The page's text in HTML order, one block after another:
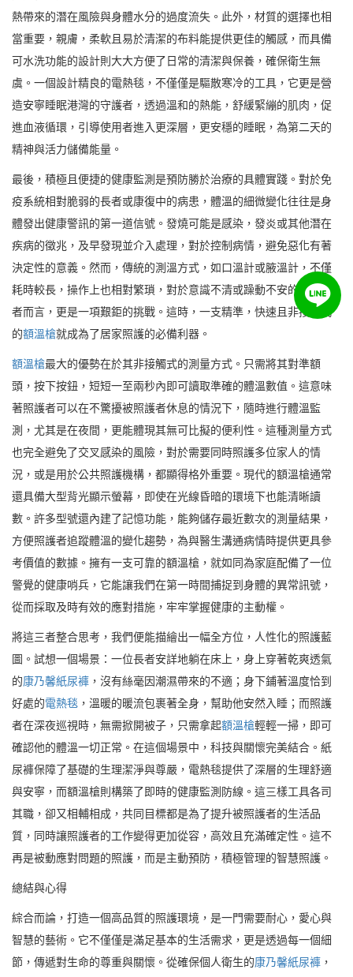
熱帶來的潛在風險與身體水分的過度流失。此外，材質的選擇也相
當重要，親膚，柔軟且易於清潔的布料能提供更佳的觸感，而具備
可水洗功能的設計則大大方便了日常的清潔與保養，確保衛生無
虞。一個設計精良的電熱毯，不僅僅是驅散寒冷的工具，它更是營
造安寧睡眠港灣的守護者，透過溫和的熱能，舒緩緊繃的肌肉，促
進血液循環，引導使用者進入更深層，更安穩的睡眠，為第二天的
精神與活力儲備能量。
最後，積極且便捷的健康監測是預防勝於治療的具體實踐。對於免
疫系統相對脆弱的長者或康復中的病患，體溫的細微變化往往是身
體發出健康警訊的第一道信號。發燒可能是感染，發炎或其他潛在
疾病的徵兆，及早發現並介入處理，對於控制病情，避免惡化有著
決定性的意義。然而，傳統的測溫方式，如口溫計或腋溫計，不僅
耗時較長，操作上也相對繁瑣，對於意識不清或躁動不安的被照護
者而言，更是一項艱鉅的挑戰。這時，一支精準，快速且非接觸式
的額溫槍就成為了居家照護的必備利器。
額溫槍最大的優勢在於其非接觸式的測量方式。只需將其對準額
頭，按下按鈕，短短一至兩秒內即可讀取準確的體溫數值。這意味
著照護者可以在不驚擾被照護者休息的情況下，隨時進行體溫監
測，尤其是在夜間，更能體現其無可比擬的便利性。這種測量方式
也完全避免了交叉感染的風險，對於需要同時照護多位家人的情
況，或是用於公共照護機構，都顯得格外重要。現代的額溫槍通常
還具備大型背光顯示螢幕，即使在光線昏暗的環境下也能清晰讀
數。許多型號還內建了記憶功能，能夠儲存最近數次的測量結果，
方便照護者追蹤體溫的變化趨勢，為與醫生溝通病情時提供更具參
考價值的數據。擁有一支可靠的額溫槍，就如同為家庭配備了一位
警覺的健康哨兵，它能讓我們在第一時間捕捉到身體的異常訊號，
從而採取及時有效的應對措施，牢牢掌握健康的主動權。
將這三者整合思考，我們便能描繪出一幅全方位，人性化的照護藍
圖。試想一個場景：一位長者安詳地躺在床上，身上穿著乾爽透氣
的康乃馨紙尿褲 ，沒有絲毫因潮濕帶來的不適；身下鋪著溫度恰到
好處的電熱毯 ，溫暖的暖流包裹著全身，幫助他安然入睡；而照護
者在深夜巡視時，無需掀開被子，只需拿起額溫槍輕輕一掃，即可
確認他的體溫一切正常。在這個場景中，科技與關懷完美結合。紙
尿褲保障了基礎的生理潔淨與尊嚴，電熱毯提供了深層的生理舒適
與安寧，而額溫槍則構築了即時的健康監測防線。這三樣工具各司
其職，卻又相輔相成，共同目標都是為了提升被照護者的生活品
質，同時讓照護者的工作變得更加從容，高效且充滿確定性。這不
再是被動應對問題的照護，而是主動預防，積極管理的智慧照護。
總結與心得
綜合而論，打造一個高品質的照護環境，是一門需要耐心，愛心與
智慧的藝術。它不僅僅是滿足基本的生活需求，更是透過每一個細
節，傳遞對生命的尊重與關懷。從確保個人衛生的康乃馨紙尿褲 ，